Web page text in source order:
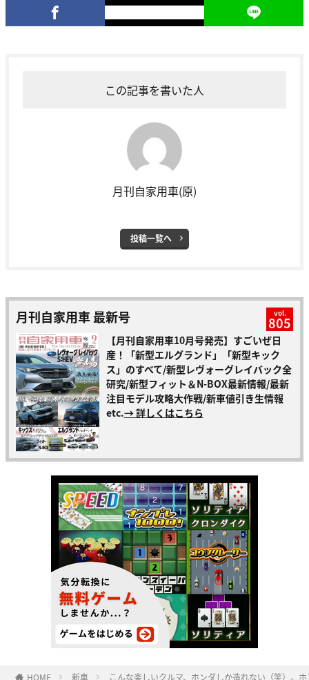
この記事を書いた人
月刊自家用車(原)
投稿一覧へ
月刊自家用車 最新号 vol.
805
【月刊自家用車10月号発売】すごいぜ日
産！「新型エルグランド」「新型キック
ス」のすべて/新型レヴォーグレイバック全
研究/新型フィット＆N-BOX最新情報/最新
注目モデル攻略大作戦/新車値引き生情報
etc.→ 詳しくはこちら
HOME 新車 こんな楽しいクルマ、ホンダしか造れない（笑）。